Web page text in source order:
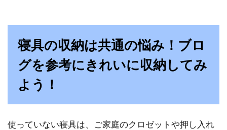
ベッドなどの大型家具の移動に悩
む。一人で楽に運べる？
寝具の収納は共通の悩み！ブロ
グを参考にきれいに収納してみ
よう！
使っていない寝具は、ご家庭のクロゼットや押し入れ